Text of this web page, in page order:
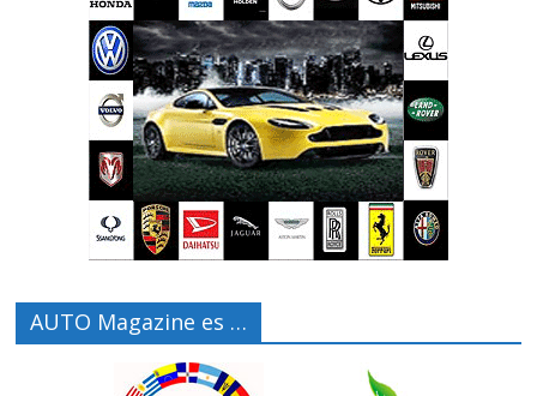
AUTO Magazine es …